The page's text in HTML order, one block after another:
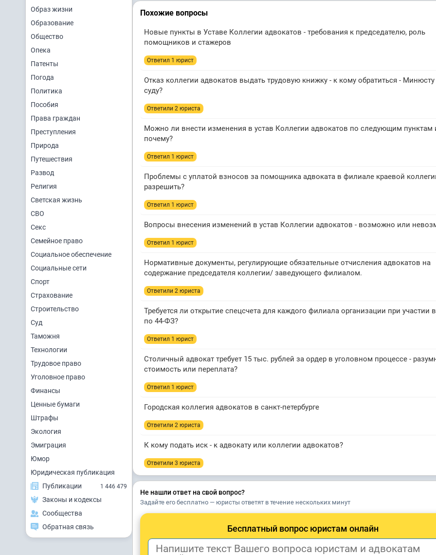
Образ жизни
Образование
Общество
Опека
Патенты
Погода
Политика
Пособия
Права граждан
Преступления
Природа
Путешествия
Развод
Религия
Светская жизнь
СВО
Секс
Семейное право
Социальное обеспечение
Социальные сети
Спорт
Страхование
Строительство
Суд
Таможня
Технологии
Трудовое право
Уголовное право
Финансы
Ценные бумаги
Штрафы
Экология
Эмиграция
Юмор
Юридическая публикация
Публикации
1 446 479
Законы и кодексы
Сообщества
Обратная связь
Похожие вопросы
Новые пункты в Уставе Коллегии адвокатов - требования к председателю, роль
помощников и стажеров
Ответил 1 юрист
Отказ коллегии адвокатов выдать трудовую книжку - к кому обратиться -
суду?
Ответили 2 юристa
Можно ли внести изменения в устав Коллегии адвокатов по следующим пунктам
почему?
Ответил 1 юрист
Проблемы с уплатой взносов за помощника адвоката в филиале краевой
разрешить?
Ответил 1 юрист
Вопросы внесения изменений в устав Коллегии адвокатов - возможно или
Ответил 1 юрист
Нормативные документы, регулирующие обязательные отчисления адвокатов на
содержание председателя коллегии/ заведующего филиалом.
Ответили 2 юристa
Требуется ли открытие спецсчета для каждого филиала организации при участии в
по 44-ФЗ?
Ответил 1 юрист
Столичный адвокат требует 15 тыс. рублей за ордер в уголовном процессе -
стоимость или переплата?
Ответил 1 юрист
Городская коллегия адвокатов в санкт-петербурге
Ответили 2 юристa
К кому подать иск - к адвокату или коллегии адвокатов?
Ответили 3 юристa
Не нашли ответ на свой вопрос?
Задайте его бесплатно — юристы ответят в течение нескольких минут
Бесплатный вопрос юристам онлайн